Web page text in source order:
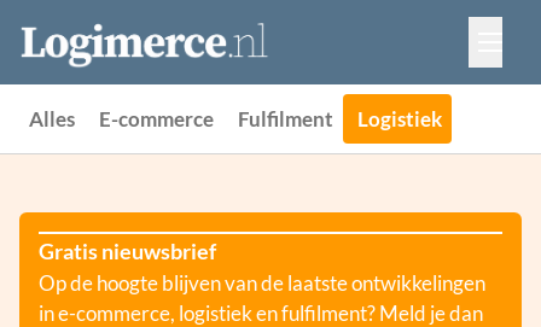
Vacatures
Events
Alles E-commerce Fulfilment Logistiek
Gratis nieuwsbrief
Op de hoogte blijven van de laatste ontwikkelingen
in e-commerce, logistiek en fulfilment? Meld je dan